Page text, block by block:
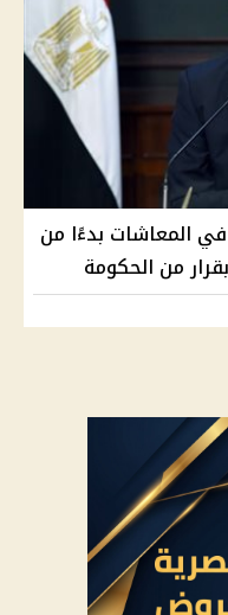
زيادة دائمة بنسبة 25% في المعاشات بدءًا من